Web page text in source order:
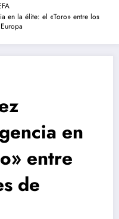
en la élite: el «Toro» entre los
en
entre
de